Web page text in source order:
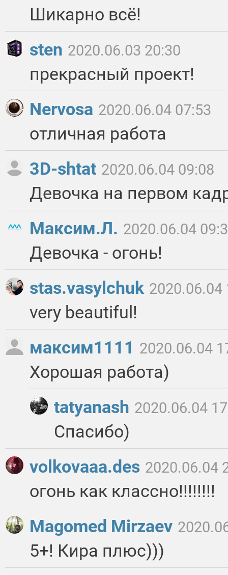
Шикарно всё!
sten 2020.06.03 20:30
прекрасный проект!
Nervosa 2020.06.04 07:53
отличная работа
3D-shtat 2020.06.04 09:08
Девочка на первом
Максим.Л. 2020.06.04
Девочка - огонь!
stas.vasylchuk 2020.06.04
very beautiful!
максим1111 2020.06.04
Хорошая работа)
tatyanash 2020.06.04
Спасибо)
volkovaaa.des 2020.06.04
огонь как классно!!!!!!!!
Magomed Mirzaev
5+! Кира плюс)))